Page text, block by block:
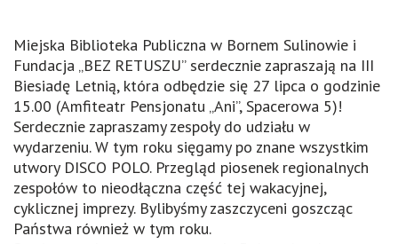
Miejska Biblioteka Publiczna w Bornem Sulinowie i
Fundacja „BEZ RETUSZU” serdecznie zapraszają na III
Biesiadę Letnią, która odbędzie się 27 lipca o godzinie
15.00 (Amfiteatr Pensjonatu „Ani”, Spacerowa 5)!
Serdecznie zapraszamy zespoły do udziału w
wydarzeniu. W tym roku sięgamy po znane wszystkim
utwory DISCO POLO. Przegląd piosenek regionalnych
zespołów to nieodłączna część tej wakacyjnej,
cyklicznej imprezy. Bylibyśmy zaszczyceni goszcząc
Państwa również w tym roku.